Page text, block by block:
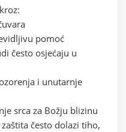
pomoć
često osjećaju u
i unutarnje
srca za Božju blizinu
često dolazi tiho,